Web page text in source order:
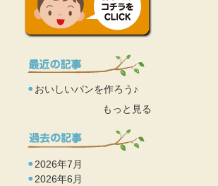
おいしいパンを作ろう♪
もっと見る
2026年7月
2026年6月